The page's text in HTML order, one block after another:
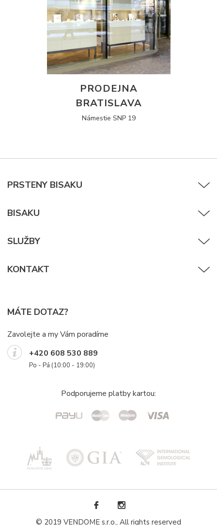
PRODEJNA
BRATISLAVA
Námestie SNP 19
PRSTENY BISAKU
BISAKU
SLUŽBY
KONTAKT
MÁTE DOTAZ?
Zavolejte a my Vám poradíme
+420 608 530 889
Po - Pá (10:00 - 19:00)
Podporujeme platby kartou:
© 2019 VENDOME s.r.o., All rights reserved